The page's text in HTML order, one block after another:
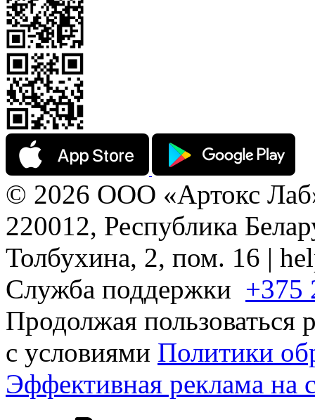
© 2026 ООО «Артокс
220012, Республика
Толбухина, 2, пом. 16 |
Служба поддержки +375
Продолжая пользоваться
с условиями Политики
Эффективная реклама на